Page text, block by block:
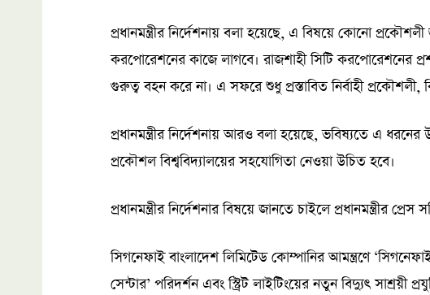
প্রধানমন্ত্রীর নির্দেশনায় বলা হয়েছে, এ বিষয়ে কোনো
করপোরেশনের কাজে লাগবে। রাজশাহী সিটি করপোরেশনের
গুরুত্ব বহন করে না। এ সফরে শুধু প্রস্তাবিত নির্বাহী প্রকৌশলী,
প্রধানমন্ত্রীর নির্দেশনায় আরও বলা হয়েছে, ভবিষ্যতে এ ধরনের
প্রকৌশল বিশ্ববিদ্যালয়ের সহযোগিতা নেওয়া উচিত হবে।
প্রধানমন্ত্রীর নির্দেশনার বিষয়ে জানতে চাইলে প্রধানমন্ত্রীর
সিগনেফাই বাংলাদেশ লিমিটেড কোম্পানির আমন্ত্রণে
সেন্টার’ পরিদর্শন এবং স্ট্রিট লাইটিংয়ের নতুন বিদ্যুৎ সাশ্রয়ী